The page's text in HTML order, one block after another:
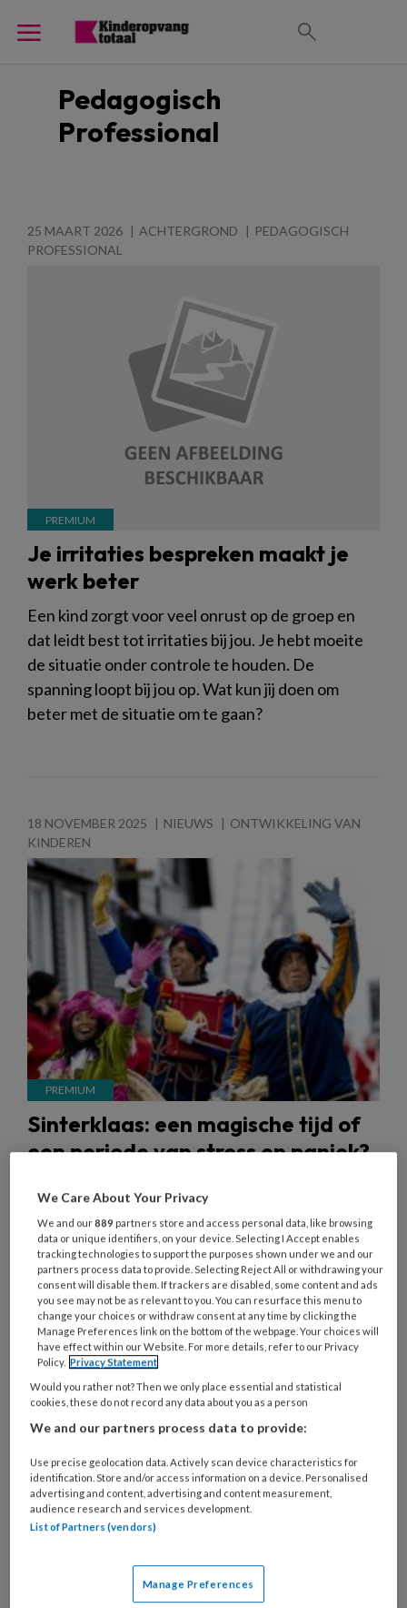
Pedagogisch
Professional
25 MAART 2026 ACHTERGROND
PEDAGOGISCH
PROFESSIONAL
Je irritaties bespreken maakt je
werk beter
Een kind zorgt voor veel onrust op de groep en
dat leidt best tot irritaties bij jou. Je hebt moeite
de situatie onder controle te houden. De
spanning loopt bij jou op. Wat kun jij doen om
beter met de situatie om te gaan?
18 NOVEMBER 2025 NIEUWS
ONTWIKKELING VAN
KINDEREN
Sinterklaas: een magische tijd of
een periode van stress en paniek?
eten en je schoen zetten. Sommige pedagogisch
professionals genieten enorm van de gezellige
chaos die de goedheiligman met zich meebrengt.
Anderen kijken er juist tegenop. Hoe ervaren jullie
deze Sinterklaasperiode?
We Care About Your Privacy
We and our889 partners store and access personal data, like browsing
data or unique identifiers, on your device. Selecting I Accept enables
tracking technologies to support the purposes shown under we and our
partners process data to provide. Selecting Reject All or withdrawing your
consent will disable them. If trackers are disabled, some content and ads
you see may not be as relevant to you. You can resurface this menu to
change your choices or withdraw consent at any time by clicking the
Manage Preferences link on the bottom of the webpage. Your choices will
have effect within our Website. For more details, refer to our Privacy
Policy. Privacy Statement
Would you rather not? Then we only place essential and statistical
cookies, these do not record any data about you as a person
We and our partners process data to provide:
Use precise geolocation data. Actively scan device characteristics for
identification. Store and/or access information on a device. Personalised
advertising and content, advertising and content measurement,
audience research and services development.
List of Partners (vendors)
Manage Preferences